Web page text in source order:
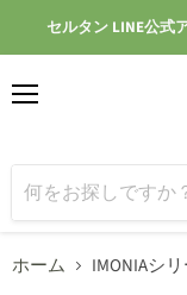
セルタン LINE公式
ー
ホーム IMONIAシ